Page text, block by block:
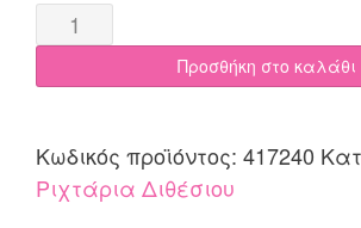
Ριχτάρι
διθέσιου
180x240
Cozy
Μπορντώ
quantity
Προσθήκη στο καλάθι
Κωδικός προϊόντος: 417240
Ριχτάρια Διθέσιου